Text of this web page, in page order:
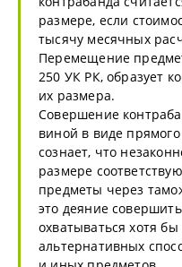
размере, если
тысячу месячных
Перемещение
250 УК РК, образует
их размера.
Совершение
виной в виде
сознает, что
размере
предметы через
это деяние
охватываться хотя
альтернативных